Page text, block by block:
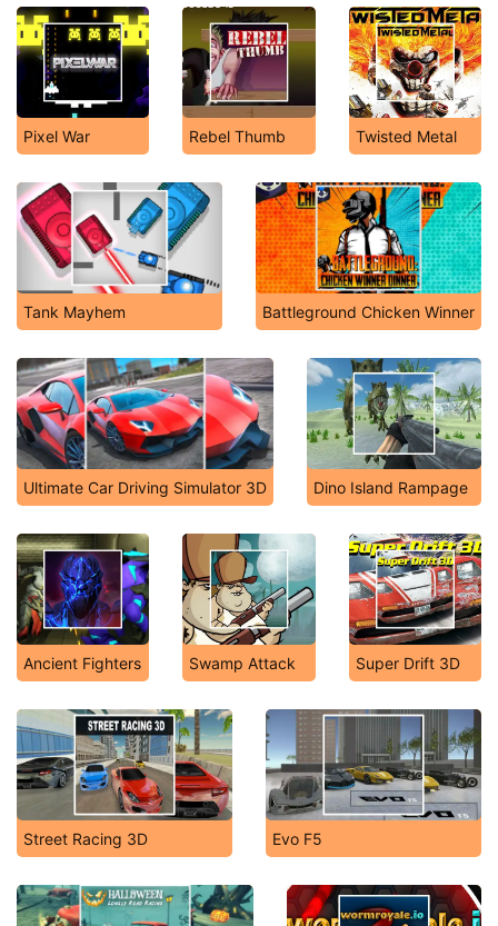
Pixel War Rebel Thumb Twisted Metal
Tank Mayhem Battleground Chicken Winner
Ultimate Car Driving Simulator 3D Dino Island Rampage
Ancient Fighters Swamp Attack Super Drift 3D
Street Racing 3D Evo F5